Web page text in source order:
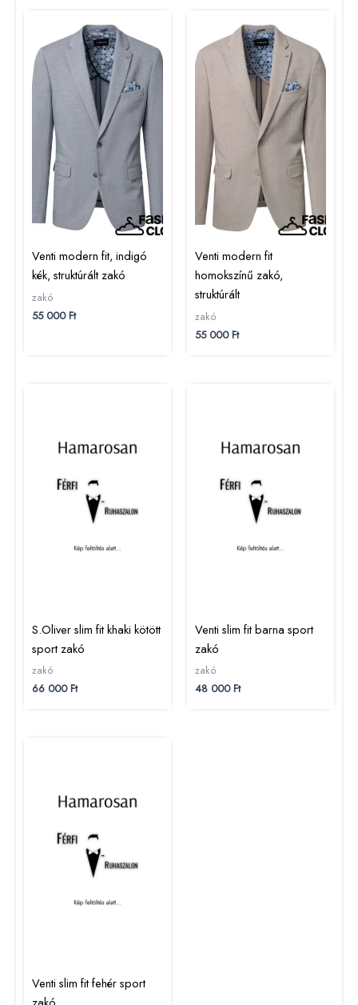
Venti modern fit, indigó
kék, struktúrált zakó
zakó
55 000Ft
Venti modern fit
homokszínű zakó,
struktúrált
zakó
55 000Ft
S.Oliver slim fit khaki kötött
sport zakó
zakó
66 000Ft
Venti slim fit barna sport
zakó
zakó
48 000Ft
Venti slim fit fehér sport